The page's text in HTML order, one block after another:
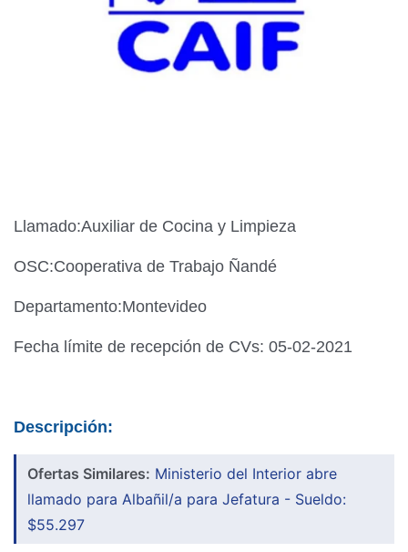
Llamado:Auxiliar de Cocina y Limpieza
OSC:Cooperativa de Trabajo Ñandé
Departamento:Montevideo
Fecha límite de recepción de CVs: 05-02-2021
Descripción:
Ofertas Similares: Ministerio del Interior abre
llamado para Albañil/a para Jefatura - Sueldo:
$55.297